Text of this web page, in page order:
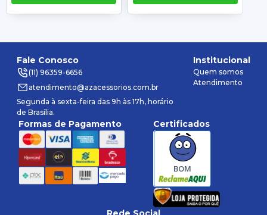
Fale Conosco
(11) 96359-6656
atendimento@azacessorios.com.br
Segunda à sexta-feira das 9h às 17h, horário
de Brasília.
Institucional
Quem somos
Atendimento
Formas de Pagamento Certificados
BOM